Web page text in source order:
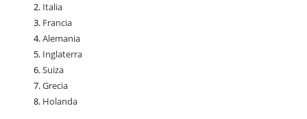
Italia
Francia
Alemania
Inglaterra
Suiza
Grecia
Holanda